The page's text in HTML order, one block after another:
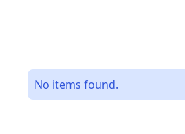
No items found.